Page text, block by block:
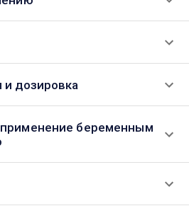
дозировка
беременным